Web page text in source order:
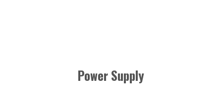
Power Supply